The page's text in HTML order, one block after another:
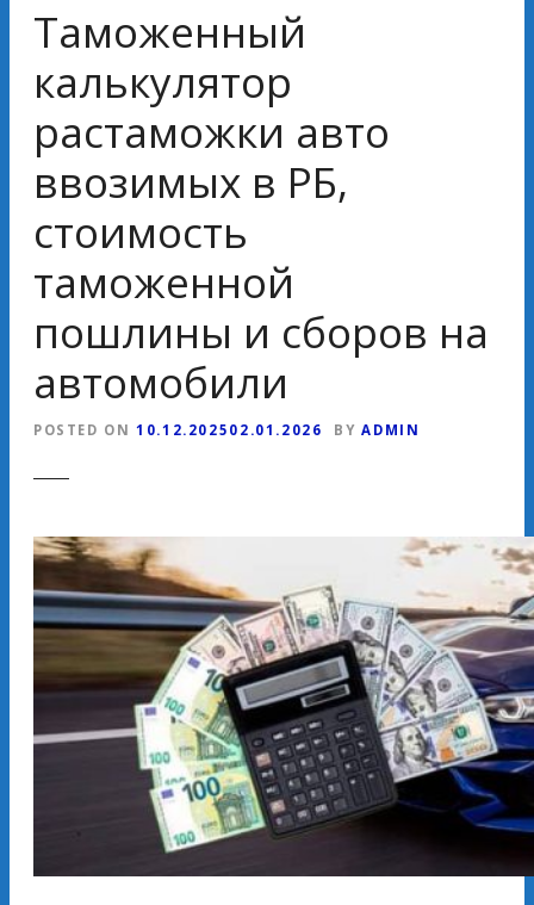
Таможенный
калькулятор
растаможки авто
ввозимых в РБ,
стоимость
таможенной
пошлины и сборов на
автомобили
POSTED ON 10.12.2025 02.01.2026 BY ADMIN